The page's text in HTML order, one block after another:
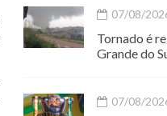
07/08/
Tornado é
Grande do
07/08/